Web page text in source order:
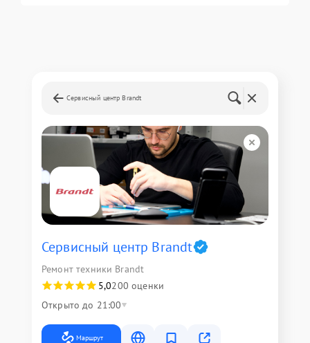
Сервисный центр Brandt
Сервисный центр Brandt
Ремонт техники Brandt
5,0200 оценки
Открыто до 21:00
Маршрут